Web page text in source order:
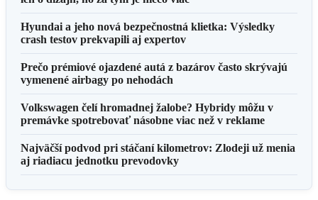
Hyundai a jeho nová bezpečnostná klietka: Výsledky
crash testov prekvapili aj expertov
Prečo prémiové ojazdené autá z bazárov často skrývajú
vymenené airbagy po nehodách
Volkswagen čelí hromadnej žalobe? Hybridy môžu v
premávke spotrebovať násobne viac než v reklame
Najväčší podvod pri stáčaní kilometrov: Zlodeji už menia
aj riadiacu jednotku prevodovky